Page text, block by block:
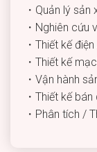
・Quản lý
・Nghiên cứu
・Thiết kế
・Thiết kế
・Vận hành
・Thiết kế bán
・Phân tích /